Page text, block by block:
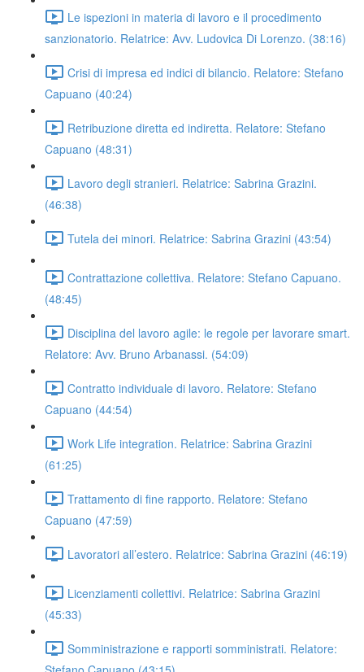
Le ispezioni in materia di lavoro e il procedimento
sanzionatorio. Relatrice: Avv. Ludovica Di Lorenzo. (38:16)
Crisi di impresa ed indici di bilancio. Relatore: Stefano
Capuano (40:24)
Retribuzione diretta ed indiretta. Relatore: Stefano
Capuano (48:31)
Lavoro degli stranieri. Relatrice: Sabrina Grazini.
(46:38)
Tutela dei minori. Relatrice: Sabrina Grazini (43:54)
Contrattazione collettiva. Relatore: Stefano Capuano.
(48:45)
Disciplina del lavoro agile: le regole per lavorare smart.
Relatore: Avv. Bruno Arbanassi. (54:09)
Contratto individuale di lavoro. Relatore: Stefano
Capuano (44:54)
Work Life integration. Relatrice: Sabrina Grazini
(61:25)
Trattamento di fine rapporto. Relatore: Stefano
Capuano (47:59)
Lavoratori all’estero. Relatrice: Sabrina Grazini (46:19)
Licenziamenti collettivi. Relatrice: Sabrina Grazini
(45:33)
Somministrazione e rapporti somministrati. Relatore: